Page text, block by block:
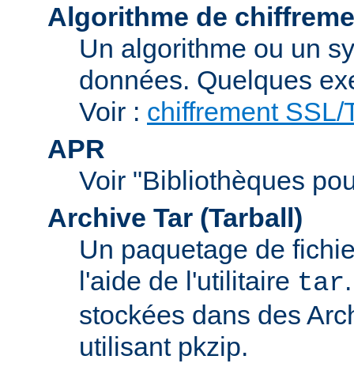
Algorithme de
Un algorithme ou un
données. Quelques
Voir : chiffrement SSL/
APR
Voir "Bibliothèques
Archive Tar (Tarball)
Un paquetage de
l'aide de l'utilitaire tar
stockées dans des
utilisant pkzip.